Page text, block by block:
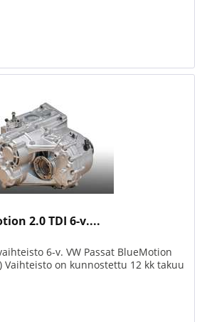
2.0 TDI 6-v....
6-v. VW Passat BlueMotion
Vaihteisto on kunnostettu 12 kk takuu